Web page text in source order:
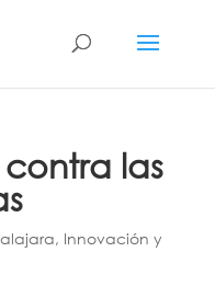
las
, Innovación y